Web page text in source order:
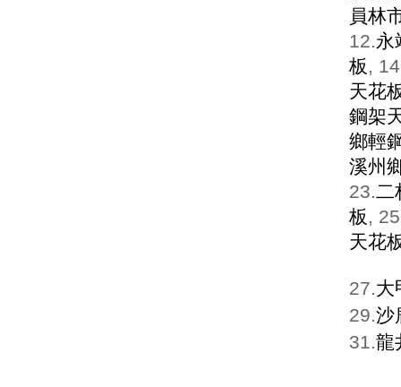
員林
12.永
板,
天花
鋼架
鄉輕
溪州
23.二
板,
天花
27.大
29.沙
31.龍